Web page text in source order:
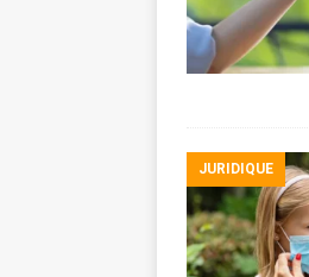
JURIDIQUE